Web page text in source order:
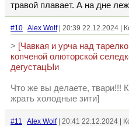
травой плавает. А на дне
#10 Alex Wolf| 20:39 22.12.2024 |
> [Чавкая и урча над
копченой олюторской
дегустацЫи
Что же вы делаете, твари!!!
жрать холодные зити]
#11 Alex Wolf| 20:41 22.12.2024 |